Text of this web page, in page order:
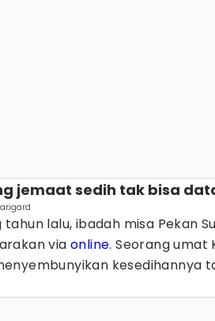
jemaat sedih tak bisa
tahun lalu, ibadah misa Pekan
via online. Seorang umat
kesedihannya